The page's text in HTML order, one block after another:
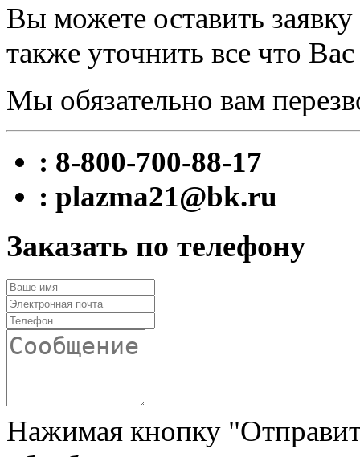
Вы можете оставить
также уточнить все что Вас
Мы обязательно вам
: 8-800-700-88-17
: plazma21@bk.ru
Заказать по телефону
Нажимая кнопку